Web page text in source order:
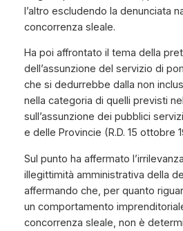
l’altro escludendo la denunciata
concorrenza sleale.
Ha poi affrontato il tema della
dell’assunzione del servizio di
che si dedurrebbe dalla non
nella categoria di quelli previsti
sull’assunzione dei pubblici
e delle Provincie (R.D. 15 ottobre
Sul punto ha affermato
illegittimità amministrativa della
affermando che, per quanto
un comportamento
concorrenza sleale, non è